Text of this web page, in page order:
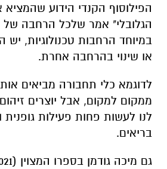
הפילוסוף הקנדי הידוע
הגלובלי" אמר שלכל הרחבה של
במיוחד הרחבות טכנולוגיות,
או שינוי בהרחבה אחרת.
לדוגמא כלי תחבורה מביאים
ממקום למקום, אבל יוצרים
לנו לעשות פחות פעילות גופנית
בריאים.